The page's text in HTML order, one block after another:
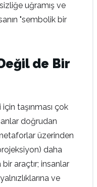
uğramış ve
"sembolik bir
de Bir
taşınması çok
doğrudan
üzerinden
daha
araçtır; insanlar
ve